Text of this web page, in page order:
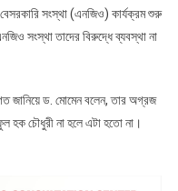
বেসরকারি সংস্থা (এনজিও) কার্যক্রম শুরু
সংস্থা তাদের বিরুদ্ধে ব্যবস্থা না
জানিয়ে ড. মোমেন বলেন, তার অগ্রজ
হক চৌধুরী না হলে এটা হতো না।